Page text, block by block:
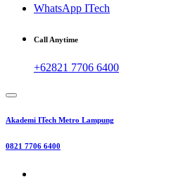
WhatsApp ITech
Call Anytime
+62821 7706 6400
Akademi ITech Metro Lampung
0821 7706 6400